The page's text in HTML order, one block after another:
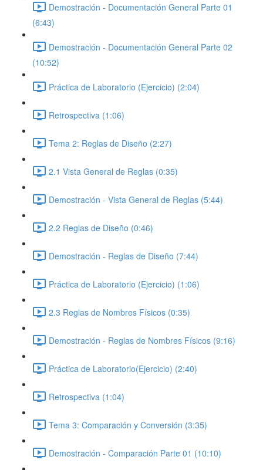
Demostración - Documentación General Parte 01
(6:43)
Demostración - Documentación General Parte 02
(10:52)
Práctica de Laboratorio (Ejercicio) (2:04)
Retrospectiva (1:06)
Tema 2: Reglas de Diseño (2:27)
2.1 Vista General de Reglas (0:35)
Demostración - Vista General de Reglas (5:44)
2.2 Reglas de Diseño (0:46)
Demostración - Reglas de Diseño (7:44)
Práctica de Laboratorio (Ejercicio) (1:06)
2.3 Reglas de Nombres Físicos (0:35)
Demostración - Reglas de Nombres Físicos (9:16)
Práctica de Laboratorio(Ejercicio) (2:40)
Retrospectiva (1:04)
Tema 3: Comparación y Conversión (3:35)
Demostración - Comparación Parte 01 (10:10)